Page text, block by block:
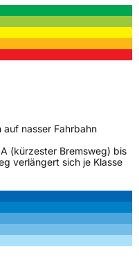
auf nasser Fahrbahn
(kürzester Bremsweg) bis
verlängert sich je Klasse